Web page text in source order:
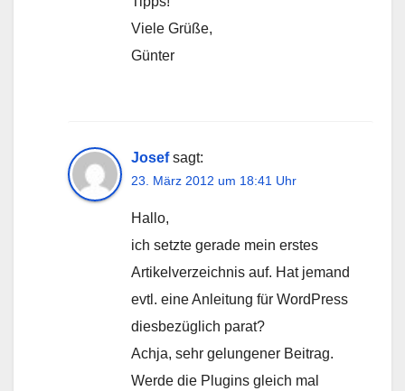
Viele Grüße,
Günter
Josef sagt:
23. März 2012 um 18:41 Uhr
Hallo,
ich setzte gerade mein erstes
Artikelverzeichnis auf. Hat jemand
evtl. eine Anleitung für WordPress
diesbezüglich parat?
Achja, sehr gelungener Beitrag.
Werde die Plugins gleich mal